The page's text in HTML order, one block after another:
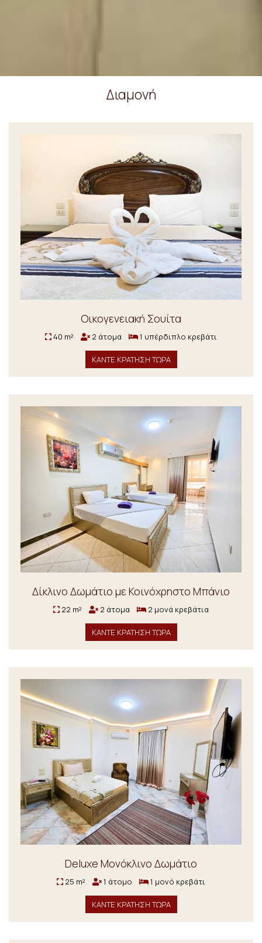
Διαμονή
Οικογενειακή Σουίτα
40 m² 2 άτομα 1 υπέρδιπλο κρεβάτι
ΚΑΝΤΕ ΚΡΑΤΗΣΗ ΤΩΡΑ
Δίκλινο Δωμάτιο με Κοινόχρηστο Μπάνιο
22 m² 2 άτομα 2 μονά κρεβάτια
ΚΑΝΤΕ ΚΡΑΤΗΣΗ ΤΩΡΑ
Deluxe Μονόκλινο Δωμάτιο
25 m² 1 άτομο 1 μονό κρεβάτι
ΚΑΝΤΕ ΚΡΑΤΗΣΗ ΤΩΡΑ